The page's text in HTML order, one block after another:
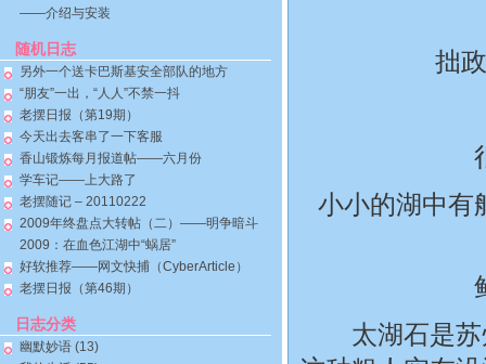
——介绍与安装
随机日志
另外一个送卡巴斯基安全部队的地方
“朋友”一出，“人人”不禁一抖
老摆日报（第19期）
今天出去客串了一下客服
香山锻炼每月报道帖——六月份
学车记——上大路了
老摆随记 – 20110222
2009年终盘点大转帖（二）——明争暗斗
2009：在血色江湖中“蜗居”
好软推荐——网文快捕（CyberArticle）
老摆日报（第46期）
日志分类
幽默妙语 (13)
拙
小小的湖中有
太湖石是苏